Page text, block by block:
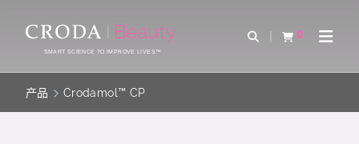
CONTENTSMART SCIENCE TO IMPROVE LIVES™
Open Search
0
查看购物车Open
产品 Crodamol™ CP